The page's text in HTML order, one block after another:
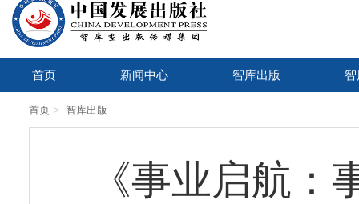
首页 新闻中心 智库出版
首页 > 智库出版
《事业启航